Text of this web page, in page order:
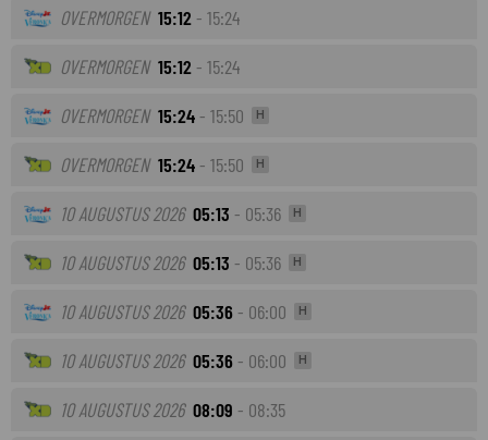
OVERMORGEN 15:12 - 15:24
OVERMORGEN 15:12 - 15:24
OVERMORGEN 15:24 - 15:50 H
OVERMORGEN 15:24 - 15:50 H
10 AUGUSTUS 2026 05:13 - 05:36 H
10 AUGUSTUS 2026 05:13 - 05:36 H
10 AUGUSTUS 2026 05:36 - 06:00 H
10 AUGUSTUS 2026 05:36 - 06:00 H
10 AUGUSTUS 2026 08:09 - 08:35